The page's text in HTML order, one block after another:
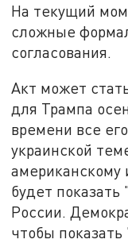
На текущий
сложные
согласования.
Акт может
для Трампа
времени все
украинской
американскому
будет
России.
чтобы